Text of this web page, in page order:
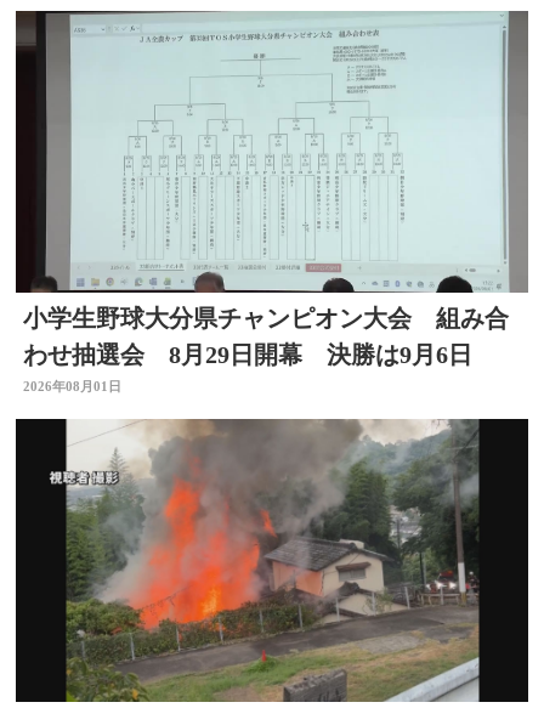
小学生野球大分県チャンピオン大会 組み合
わせ抽選会 8月29日開幕 決勝は9月6日
2026年08月01日